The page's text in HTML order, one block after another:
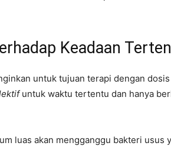
Keadaan
untuk tujuan terapi dengan
untuk waktu tertentu dan hanya
luas akan mengganggu bakteri usus